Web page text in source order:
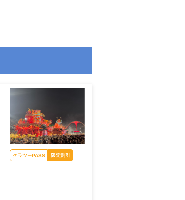
リオのカーニバル（スタ
ッフ撮影）